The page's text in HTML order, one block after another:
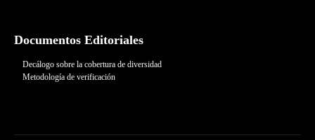
Documentos Editoriales
Decálogo sobre la cobertura de diversidad
Metodología de verificación